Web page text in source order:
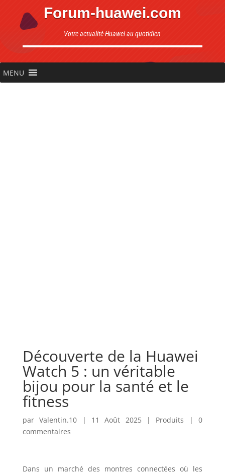
Forum-huawei.com
Votre actualité Huawei au quotidien
MENU
Découverte de la Huawei
Watch 5 : un véritable
bijou pour la santé et le
fitness
parValentin.10 | 11 Août 2025| Produits |0
commentaires
Dans un marché des montres connectées où les